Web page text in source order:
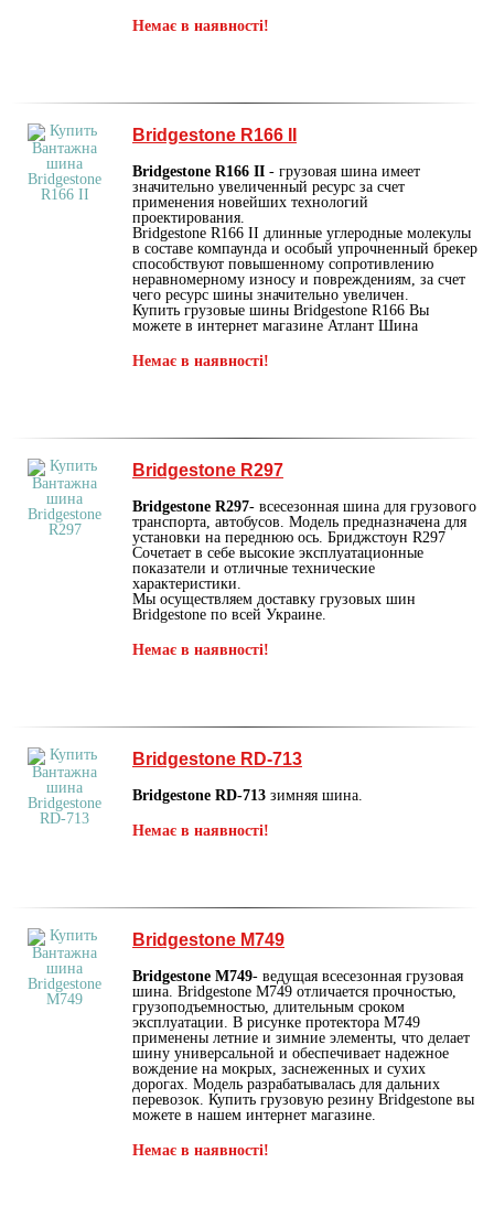
Немає в наявності!
Bridgestone R166 II
Bridgestone R166 II - грузовая шина имеет
значительно увеличенный ресурс за счет
применения новейших технологий
проектирования.
Bridgestone R166 II длинные углеродные молекулы
в составе компаунда и особый упрочненный брекер
способствуют повышенному сопротивлению
неравномерному износу и повреждениям, за счет
чего ресурс шины значительно увеличен.
Купить грузовые шины Bridgestone R166 Вы
можете в интернет магазине Атлант Шина
Немає в наявності!
Bridgestone R297
Bridgestone R297- всесезонная шина для грузового
транспорта, автобусов. Модель предназначена для
установки на переднюю ось. Бриджстоун R297
Сочетает в себе высокие эксплуатационные
показатели и отличные технические
характеристики.
Мы осуществляем доставку грузовых шин
Bridgestone по всей Украине.
Немає в наявності!
Bridgestone RD-713
Bridgestone RD-713 зимняя шина.
Немає в наявності!
Bridgestone M749
Bridgestone M749- ведущая всесезонная грузовая
шина. Bridgestone M749 отличается прочностью,
грузоподъемностью, длительным сроком
эксплуатации. В рисунке протектора M749
применены летние и зимние элементы, что делает
шину универсальной и обеспечивает надежное
вождение на мокрых, заснеженных и сухих
дорогах. Модель разрабатывалась для дальних
перевозок. Купить грузовую резину Bridgestone вы
можете в нашем интернет магазине.
Немає в наявності!